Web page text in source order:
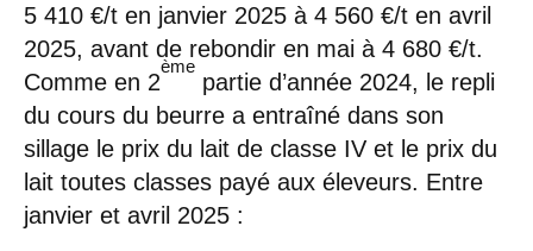
5 410 €/t en janvier 2025 à 4 560 €/t en avril
2025, avant de rebondir en mai à 4 680 €/t.
Comme en 2
ème
partie d’année 2024, le repli
du cours du beurre a entraîné dans son
sillage le prix du lait de classe IV et le prix du
lait toutes classes payé aux éleveurs. Entre
janvier et avril 2025 :